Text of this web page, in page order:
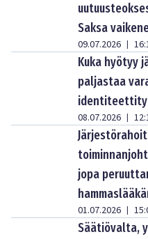
Saksa
09.07.2026 |
Kuka hyötyy
paljastaa
08.07.2026 |
jopa
01.07.2026 |
Säätiövalta,